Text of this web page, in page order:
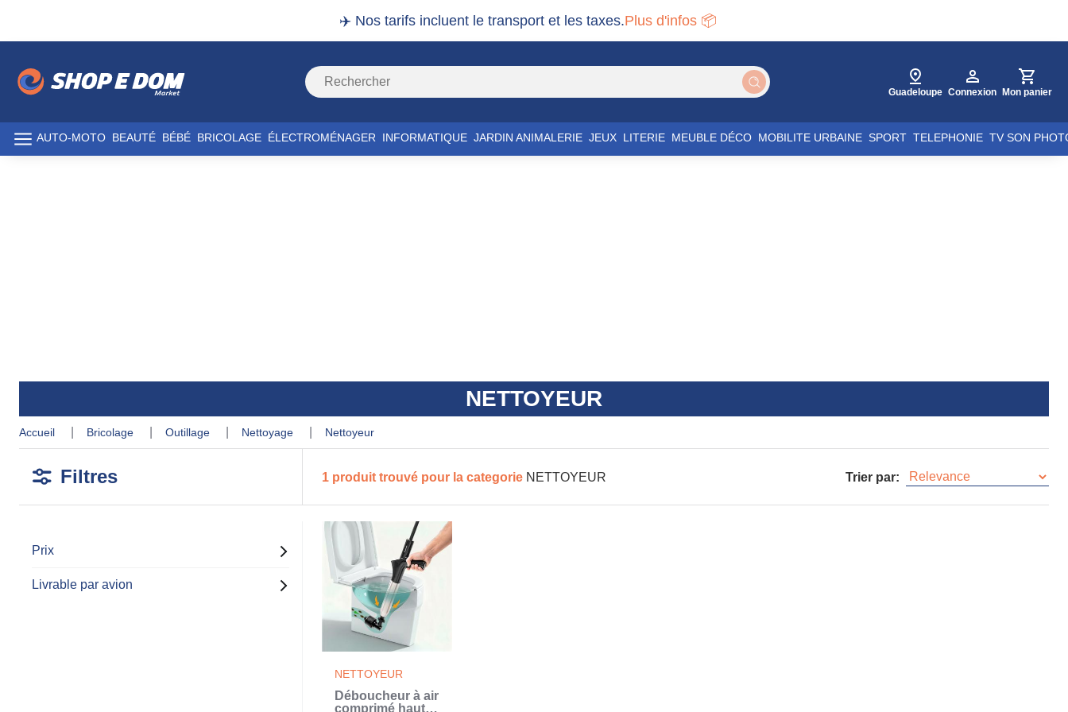
✈️ Nos tarifs incluent le transport et les taxes.Plus d'infos 📦
Guadeloupe Connexion Mon panier
AUTO-MOTO BEAUTÉ BÉBÉ BRICOLAGE ÉLECTROMÉNAGER INFORMATIQUE JARDIN ANIMALERIE JEUX LITERIE MEUBLE DÉCO MOBILITE URBAINE SPORT TELEPHONIE TV SON
NETTOYEUR
accueil bricolage outillage nettoyage nettoyeur
Filtres 1 produit trouvé pour la categorie NETTOYEUR Trier par:
Prix
Livrable par avion
NETTOYEUR
Déboucheur à air
comprimé haute